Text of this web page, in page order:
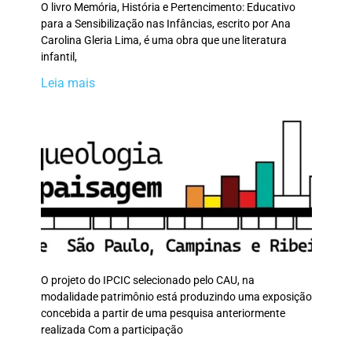
O livro Memória, História e Pertencimento: Educativo
para a Sensibilização nas Infâncias, escrito por Ana
Carolina Gleria Lima, é uma obra que une literatura
infantil,
Leia mais
O projeto do IPCIC selecionado pelo CAU, na
modalidade patrimônio está produzindo uma exposição
concebida a partir de uma pesquisa anteriormente
realizada Com a participação